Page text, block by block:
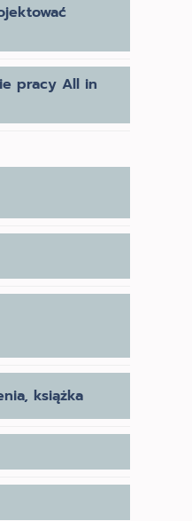
pracy All in
książka